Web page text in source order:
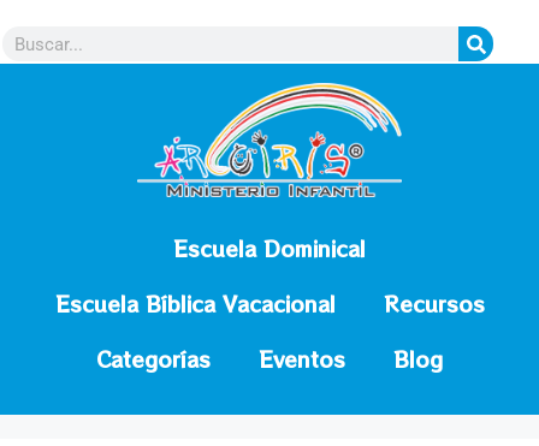
Escuela Dominical
Escuela Bíblica Vacacional
Recursos
Categorías
Eventos Blog